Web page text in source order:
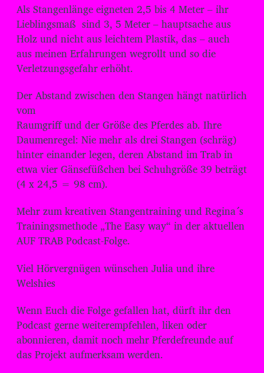
Als Stangenlänge eigneten 2,5 bis 4 Meter – ihr
Lieblingsmaß sind 3, 5 Meter – hauptsache aus
Holz und nicht aus leichtem Plastik, das – auch
aus meinen Erfahrungen wegrollt und so die
Verletzungsgefahr erhöht.
Der Abstand zwischen den Stangen hängt natürlich
vom
Raumgriff und der Größe des Pferdes ab. Ihre
Daumenregel: Nie mehr als drei Stangen (schräg)
hinter einander legen, deren Abstand im Trab in
etwa vier Gänsefüßchen bei Schuhgröße 39 beträgt
(4 x 24,5 = 98 cm).
Mehr zum kreativen Stangentraining und Regina´s
Trainingsmethode „The Easy way“ in der aktuellen
AUF TRAB Podcast-Folge.
Viel Hörvergnügen wünschen Julia und ihre
Welshies
Wenn Euch die Folge gefallen hat, dürft ihr den
Podcast gerne weiterempfehlen, liken oder
abonnieren, damit noch mehr Pferdefreunde auf
das Projekt aufmerksam werden.